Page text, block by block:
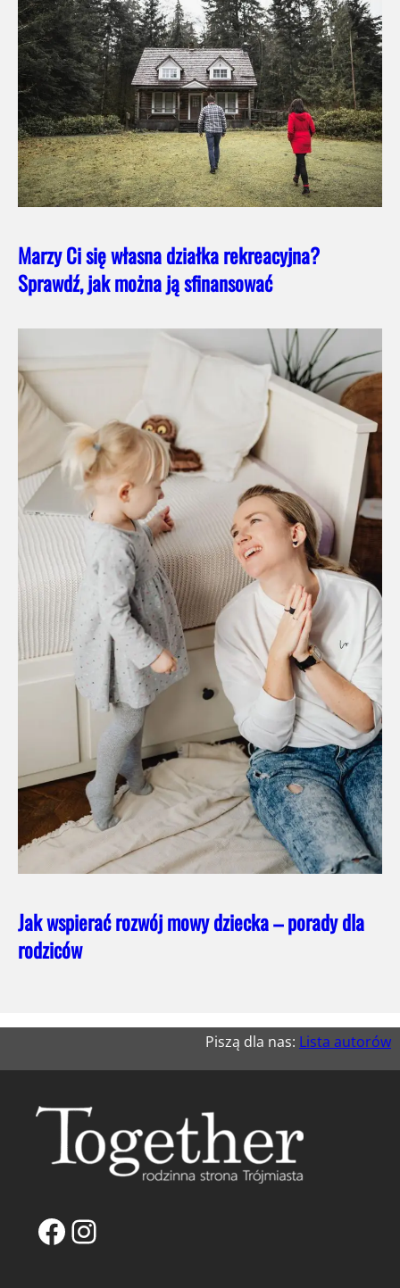
Marzy Ci się własna działka rekreacyjna?
Sprawdź, jak można ją sfinansować
Jak wspierać rozwój mowy dziecka – porady dla
rodziców
Piszą dla nas: Lista autorów
Facebook
Instagram